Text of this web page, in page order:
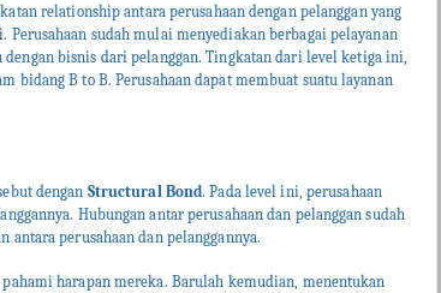
relationship antara perusahaan dengan pelanggan yang
sudah mulai menyediakan berbagai pelayanan
bisnis dari pelanggan. Tingkatan dari level ketiga ini,
bidang B to B. Perusahaan dapat membuat suatu layanan
dengan Structural Bond. Pada level ini, perusahaan
Hubungan antar perusahaan dan pelanggan sudah
perusahaan dan pelanggannya.
harapan mereka. Barulah kemudian, menentukan